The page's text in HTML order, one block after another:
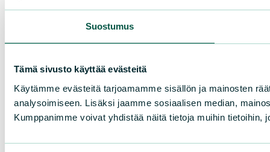
Suostumus
Tämä sivusto käyttää evästeitä
Käytämme evästeitä tarjoamamme sisällön ja mainosten
analysoimiseen. Lisäksi jaamme sosiaalisen median,
Kumppanimme voivat yhdistää näitä tietoja muihin tietoihin,